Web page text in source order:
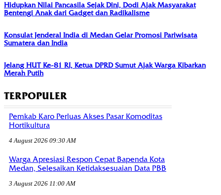
Hidupkan Nilai Pancasila Sejak Dini, Dodi Ajak Masyarakat
Bentengi Anak dari Gadget dan Radikalisme
Konsulat Jenderal India di Medan Gelar Promosi Pariwisata
Sumatera dan India
Jelang HUT Ke-81 RI, Ketua DPRD Sumut Ajak Warga Kibarkan
Merah Putih
TERPOPULER
Pemkab Karo Perluas Akses Pasar Komoditas
Hortikultura
4 August 2026 09:30 AM
Warga Apresiasi Respon Cepat Bapenda Kota
Medan, Selesaikan Ketidaksesuaian Data PBB
3 August 2026 11:00 AM